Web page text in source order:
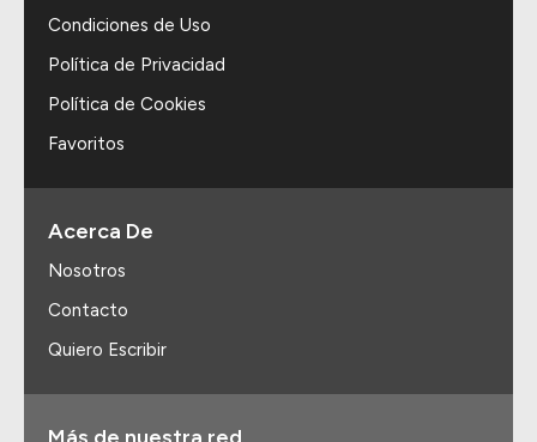
Condiciones de Uso
Política de Privacidad
Política de Cookies
Favoritos
Acerca De
Nosotros
Contacto
Quiero Escribir